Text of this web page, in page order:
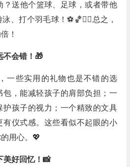
？送他个篮球、足球，或者带他
、打个羽毛球！⚽️🏀🏊‍♀️总之，
！
不会错！🎁
一些实用的礼物也是不错的选
包，能减轻孩子的肩部负担；一
护孩子的视力；一个精致的文具
有仪式感。这些看似不起眼的小
用心。💖
美好回忆！📸